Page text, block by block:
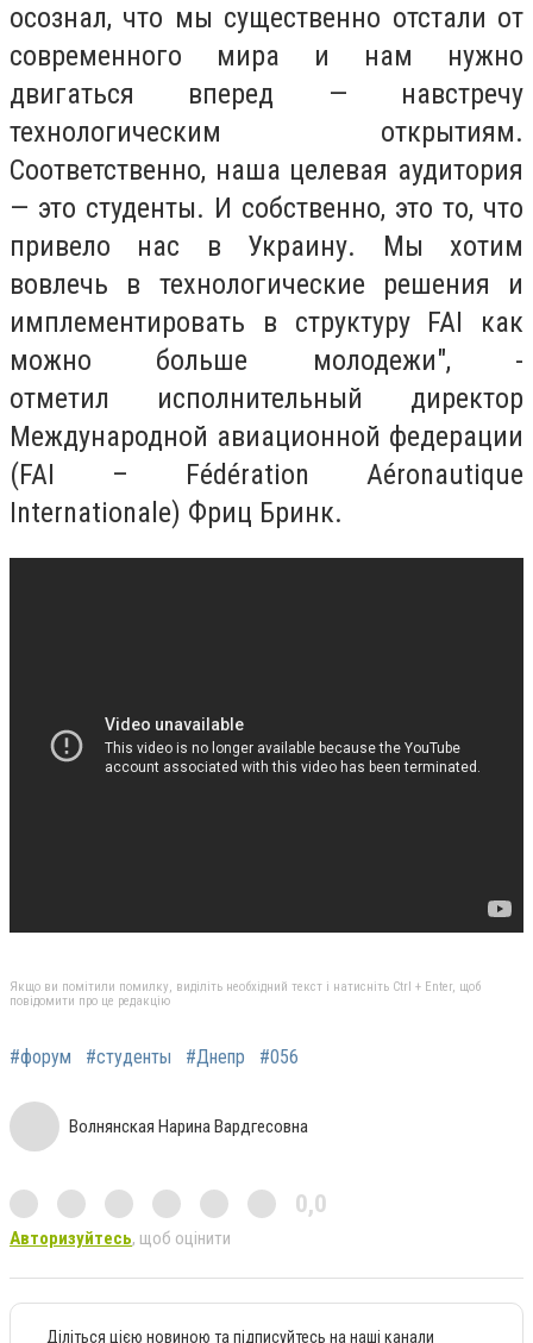
осознал, что мы существенно отстали от
современного мира и нам нужно
двигаться вперед — навстречу
технологическим открытиям.
Соответственно, наша целевая аудитория
— это студенты. И собственно, это то, что
привело нас в Украину. Мы хотим
вовлечь в технологические решения и
имплементировать в структуру FAI как
можно больше молодежи", -
отметил исполнительный директор
Международной авиационной федерации
(FAI – Fédération Aéronautique
Internationale) Фриц Бринк.
Якщо ви помітили помилку, виділіть необхідний текст і натисніть Ctrl + Enter, щоб
повідомити про це редакцію
#форум #студенты #Днепр #056
Волнянская Нарина Вардгесовна
0,0
Авторизуйтесь, щоб оцінити
Діліться цією новиною та підписуйтесь на наші канали